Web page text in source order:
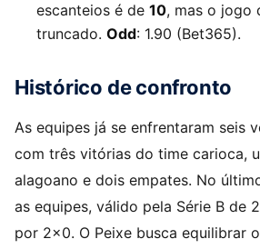
escanteios é de 10, mas o jogo
truncado. Odd: 1.90 (Bet365).
Histórico de confronto
As equipes já se enfrentaram seis
com três vitórias do time carioca,
alagoano e dois empates. No
as equipes, válido pela Série B de
por 2×0. O Peixe busca equilibrar